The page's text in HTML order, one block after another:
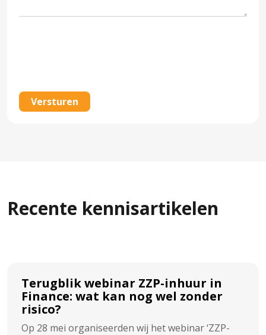
Recente kennisartikelen
Terugblik webinar ZZP-inhuur in
Finance: wat kan nog wel zonder
risico?
Op 28 mei organiseerden wij het webinar ‘ZZP-